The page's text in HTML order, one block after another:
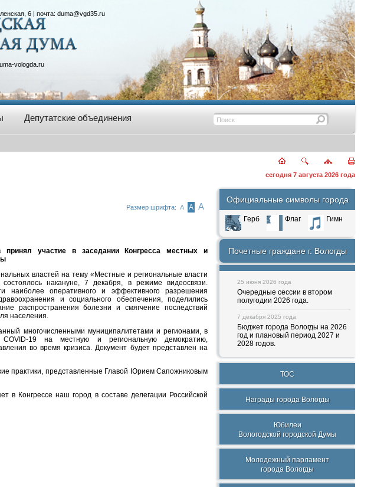
6 | почта: duma@vgd35.ru
vologda.ru
Депутатские объединения
сегодня 7 августа 2026 года
Размер шрифта: А А А
участие в заседании Конгресса местных и
властей на тему «Местные и региональные власти
накануне, 7 декабря, в режиме видеосвязи.
наиболее оперативного и эффективного разрешения
и социального обеспечения, поделились
распространения болезни и смягчение последствий
населения.
многочисленными муниципалитетами и регионами, в
19 на местную и региональную демократию,
во время кризиса. Документ будет представлен на
практики, представленные Главой Юрием Сапожниковым
Конгрессе наш город в составе делегации Российской
Официальные символы города
Герб Флаг Гимн
Почетные граждане г. Вологды
25 июня 2026 года
Очередные сессии в втором
полугодии 2026 года.
7 декабря 2025 года
Бюджет города Вологды на 2026
год и плановый период 2027 и
2028 годов.
ТОС
Награды города Вологды
Юбилеи
Вологодской городской Думы
Молодежный парламент
города Вологды